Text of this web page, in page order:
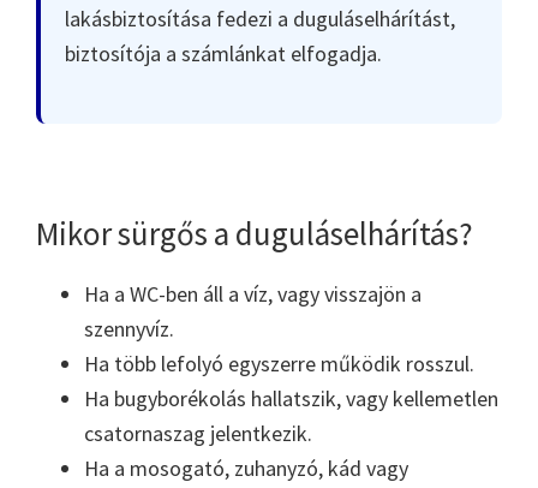
lakásbiztosítása fedezi a duguláselhárítást,
biztosítója a számlánkat elfogadja.
Mikor sürgős a duguláselhárítás?
Ha a WC-ben áll a víz, vagy visszajön a
szennyvíz.
Ha több lefolyó egyszerre működik rosszul.
Ha bugyborékolás hallatszik, vagy kellemetlen
csatornaszag jelentkezik.
Ha a mosogató, zuhanyzó, kád vagy